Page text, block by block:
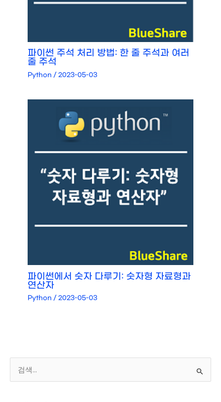
파이썬 주석 처리 방법: 한 줄 주석과 여러
줄 주석
Python /2023-05-03
파이썬에서 숫자 다루기: 숫자형 자료형과
연산자
Python /2023-05-03